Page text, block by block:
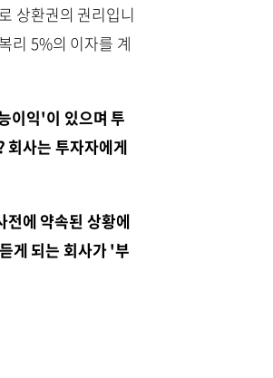
상환권의 권리입니
리 5%의 이자를 계
이익'이 있으며 투
회사는 투자자에게
전에 약속된 상황에
게 되는 회사가 '부